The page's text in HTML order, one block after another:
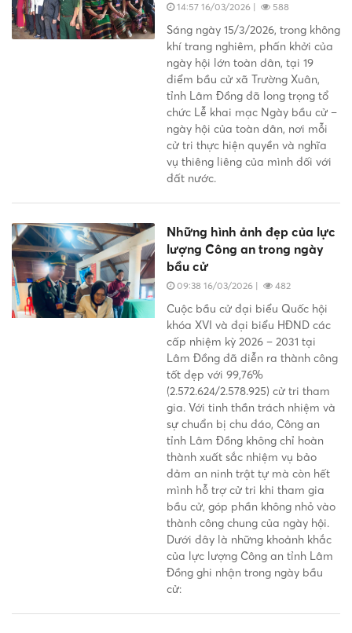
14:57 16/03/2026 | 588
Sáng ngày 15/3/2026, trong không
khí trang nghiêm, phấn khởi của
ngày hội lớn toàn dân, tại 19
điểm bầu cử xã Trường Xuân,
tỉnh Lâm Đồng đã long trọng tổ
chức Lễ khai mạc Ngày bầu cử –
ngày hội của toàn dân, nơi mỗi
cử tri thực hiện quyền và nghĩa
vụ thiêng liêng của mình đối với
đất nước.
Những hình ảnh đẹp của lực
lượng Công an trong ngày
bầu cử
09:38 16/03/2026 | 482
Cuộc bầu cử đại biểu Quốc hội
khóa XVI và đại biểu HĐND các
cấp nhiệm kỳ 2026 – 2031 tại
Lâm Đồng đã diễn ra thành công
tốt đẹp với 99,76%
(2.572.624/2.578.925) cử tri tham
gia. Với tinh thần trách nhiệm và
sự chuẩn bị chu đáo, Công an
tỉnh Lâm Đồng không chỉ hoàn
thành xuất sắc nhiệm vụ bảo
đảm an ninh trật tự mà còn hết
mình hỗ trợ cử tri khi tham gia
bầu cử, góp phần không nhỏ vào
thành công chung của ngày hội.
Dưới đây là những khoảnh khắc
của lực lượng Công an tỉnh Lâm
Đồng ghi nhận trong ngày bầu
cử: